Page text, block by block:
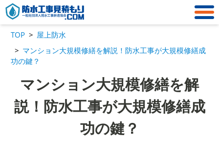
TOP
屋上防水
マンション大規模修繕を解説！防水工事が大規模修繕成
功の鍵？
マンション大規模修繕を解
説！防水工事が大規模修繕成
功の鍵？